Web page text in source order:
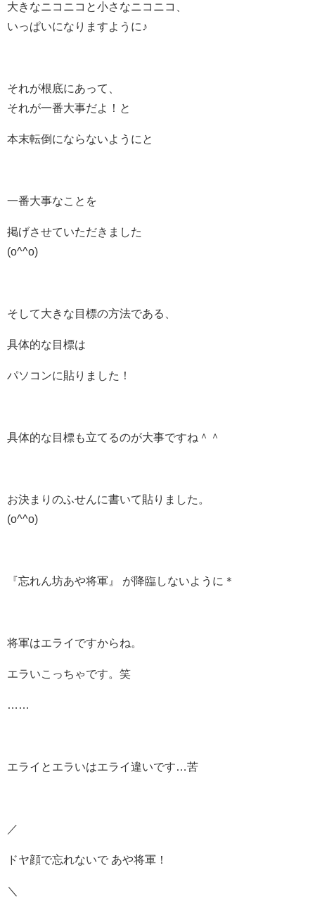
大きなニコニコと小さなニコニコ、
いっぱいになりますように♪
それが根底にあって、
それが一番大事だよ！と
本末転倒にならないようにと
一番大事なことを
掲げさせていただきました
(o^^o)
そして大きな目標の方法である、
具体的な目標は
パソコンに貼りました！
具体的な目標も立てるのが大事ですね＾＾
お決まりのふせんに書いて貼りました。
(o^^o)
『忘れん坊あや将軍』 が降臨しないように＊
将軍はエライですからね。
エラいこっちゃです。笑
……
エライとエラいはエライ違いです…苦
／
ドヤ顔で忘れないで あや将軍！
＼